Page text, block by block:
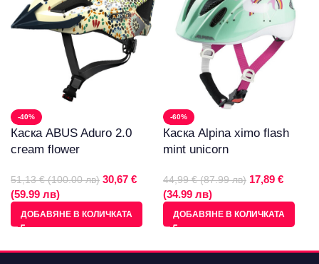
-40%
Каска ABUS Aduro 2.0
cream flower
51,13 € (100.00 лв) 30,67 €
(59.99 лв)
ДОБАВЯНЕ В КОЛИЧКАТА
-60%
Каска Alpina ximo flash
mint unicorn
44,99 € (87.99 лв) 17,89 €
(34.99 лв)
ДОБАВЯНЕ В КОЛИЧКАТА